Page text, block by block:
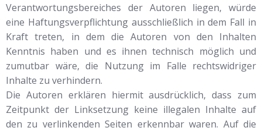
Verantwortungsbereiches der Autoren liegen, würde
eine Haftungsverpflichtung ausschließlich in dem Fall in
Kraft treten, in dem die Autoren von den Inhalten
Kenntnis haben und es ihnen technisch möglich und
zumutbar wäre, die Nutzung im Falle rechtswidriger
Inhalte zu verhindern.
Die Autoren erklären hiermit ausdrücklich, dass zum
Zeitpunkt der Linksetzung keine illegalen Inhalte auf
den zu verlinkenden Seiten erkennbar waren. Auf die